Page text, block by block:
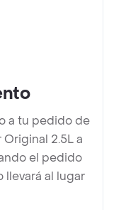
a tu pedido de
2.5L a
el pedido
al lugar